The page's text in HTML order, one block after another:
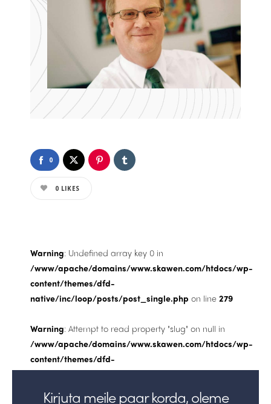
0
0 LIKES
Warning: Undefined array key 0 in
/www/apache/domains/www.skawen.com/htdocs/wp-
content/themes/dfd-
native/inc/loop/posts/post_single.php on line 279
Warning: Attempt to read property "slug" on null in
/www/apache/domains/www.skawen.com/htdocs/wp-
content/themes/dfd-
native/inc/loop/posts/post_single.phpon line279
Kirjuta meile paar korda, oleme